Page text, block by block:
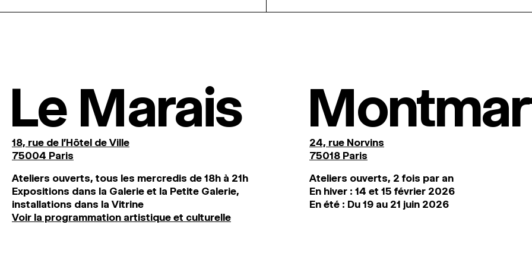
Le Marais
18, rue de l'Hôtel de Ville
75004 Paris
Ateliers ouverts, tous les mercredis de 18h à 21h
Expositions dans la Galerie et la Petite Galerie,
installations dans la Vitrine
Voir la programmation artistique et culturelle
24, rue Norvins
75018 Paris
Ateliers ouverts, 2 fois par an
En hiver : 14 et 15 février 2026
En été : Du 19 au 21 juin 2026